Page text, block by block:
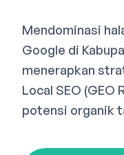
Bahasa Indonesia
Mendominasi
Google di
menerapkan
Local SEO (GEO
potensi organik